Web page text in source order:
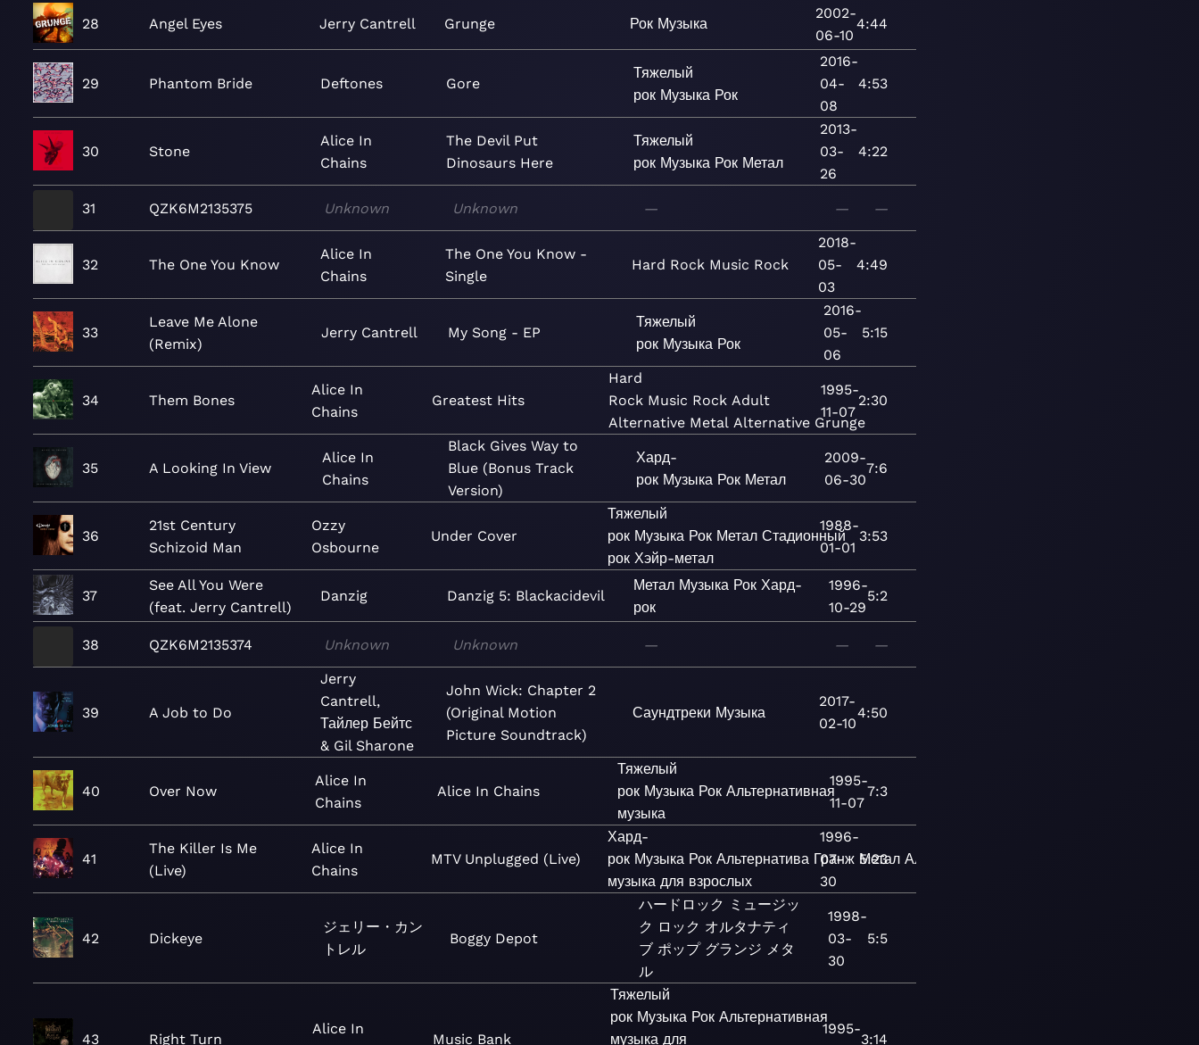
28 Angel Eyes Jerry Cantrell Grunge Рок Музыка
2002-
06-10
4:44
29 Phantom Bride Deftones Gore
Тяжелый
рок Музыка Рок
2016-
04-
08
4:53
30 Stone
Alice In
Chains
The Devil Put
Dinosaurs Here
Тяжелый
рок Музыка Рок Метал
2013-
03-
26
4:22
31 QZK6M2135375 Unknown Unknown — — —
32 The One You Know
Alice In
Chains
The One You Know -
Single
Hard Rock Music Rock
2018-
05-
03
4:49
33
Leave Me Alone
(Remix)
Jerry Cantrell My Song - EP
Тяжелый
рок Музыка Рок
2016-
05-
06
5:15
34 Them Bones
Alice In
Chains
Greatest Hits
Hard
Rock Music Rock Adult
Alternative Metal Alternative Grunge
1995-
11-07
2:30
35 A Looking In View
Alice In
Chains
Black Gives Way to
Blue (Bonus Track
Version)
Хард-
рок Музыка Рок Метал
2009-
06-30
7:6
36
21st Century
Schizoid Man
Ozzy
Osbourne
Under Cover
Тяжелый
рок Музыка Рок Метал Стадионный
рок Хэйр-метал
1988-
01-01
3:53
37
See All You Were
(feat. Jerry Cantrell)
Danzig Danzig 5: Blackacidevil
Метал Музыка Рок Хард-
рок
1996-
10-29
5:2
38 QZK6M2135374 Unknown Unknown — — —
39 A Job to Do
Jerry
Cantrell,
Тайлер Бейтс
& Gil Sharone
John Wick: Chapter 2
(Original Motion
Picture Soundtrack)
Саундтреки Музыка
2017-
02-10
4:50
40 Over Now
Alice In
Chains
Alice In Chains
Тяжелый
рок Музыка Рок Альтернативная
музыка
1995-
11-07
7:3
41
The Killer Is Me
(Live)
Alice In
Chains
MTV Unplugged (Live)
Хард-
рок Музыка Рок Альтернатива Гранж Метал Альтернативная
музыка для взрослых
1996-
07-
30
5:23
42 Dickeye
ジェリー・カン
トレル
Boggy Depot
ハードロック ミュージッ
ク ロック オルタナティ
ブ ポップ グランジ メタ
ル
1998-
03-
30
5:5
43 Right Turn
Alice In
Music Bank
Тяжелый
рок Музыка Рок Альтернативная
музыка для
1995-
3:14